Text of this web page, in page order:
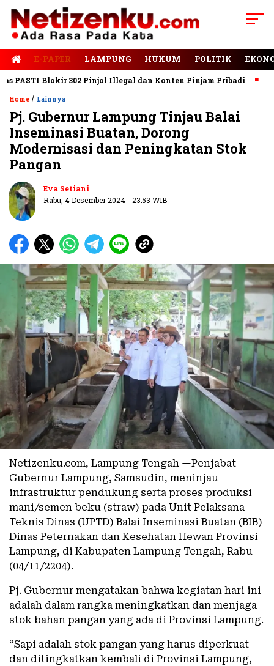
E-PAPER LAMPUNG HUKUM POLITIK
Blokir 302 Pinjol Illegal dan Konten Pinjam Pribadi
Home / Lainnya
Pj. Gubernur Lampung Tinjau Balai
Inseminasi Buatan, Dorong
Modernisasi dan Peningkatan Stok
Pangan
Eva Setiani
Rabu, 4 Desember 2024 - 23:53 WIB
Netizenku.com, Lampung Tengah —Penjabat
Gubernur Lampung, Samsudin, meninjau
infrastruktur pendukung serta proses produksi
mani/semen beku (straw) pada Unit Pelaksana
Teknis Dinas (UPTD) Balai Inseminasi Buatan (BIB)
Dinas Peternakan dan Kesehatan Hewan Provinsi
Lampung, di Kabupaten Lampung Tengah, Rabu
(04/11/2204).
Pj. Gubernur mengatakan bahwa kegiatan hari ini
adalah dalam rangka meningkatkan dan menjaga
stok bahan pangan yang ada di Provinsi Lampung.
“Sapi adalah stok pangan yang harus diperkuat
dan ditingkatkan kembali di Provinsi Lampung,